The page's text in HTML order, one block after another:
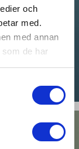
och
med.
med annan
de har